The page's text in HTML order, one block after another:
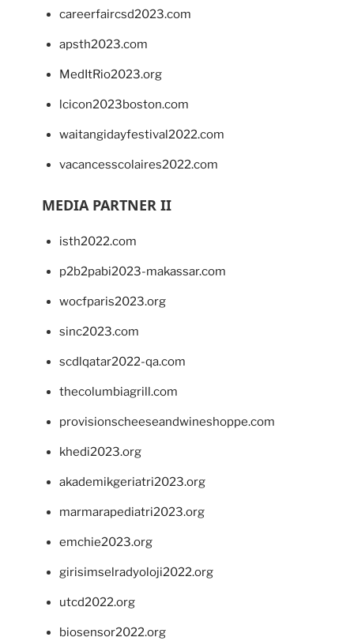
careerfaircsd2023.com
apsth2023.com
MedItRio2023.org
lcicon2023boston.com
waitangidayfestival2022.com
vacancesscolaires2022.com
MEDIA PARTNER II
isth2022.com
p2b2pabi2023-makassar.com
wocfparis2023.org
sinc2023.com
scdlqatar2022-qa.com
thecolumbiagrill.com
provisionscheeseandwineshoppe.com
khedi2023.org
akademikgeriatri2023.org
marmarapediatri2023.org
emchie2023.org
girisimselradyoloji2022.org
utcd2022.org
biosensor2022.org